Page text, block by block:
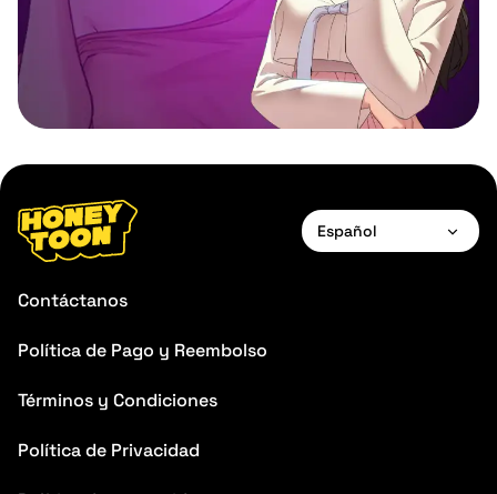
Español
Contáctanos
Política de Pago y Reembolso
Términos y Condiciones
Política de Privacidad